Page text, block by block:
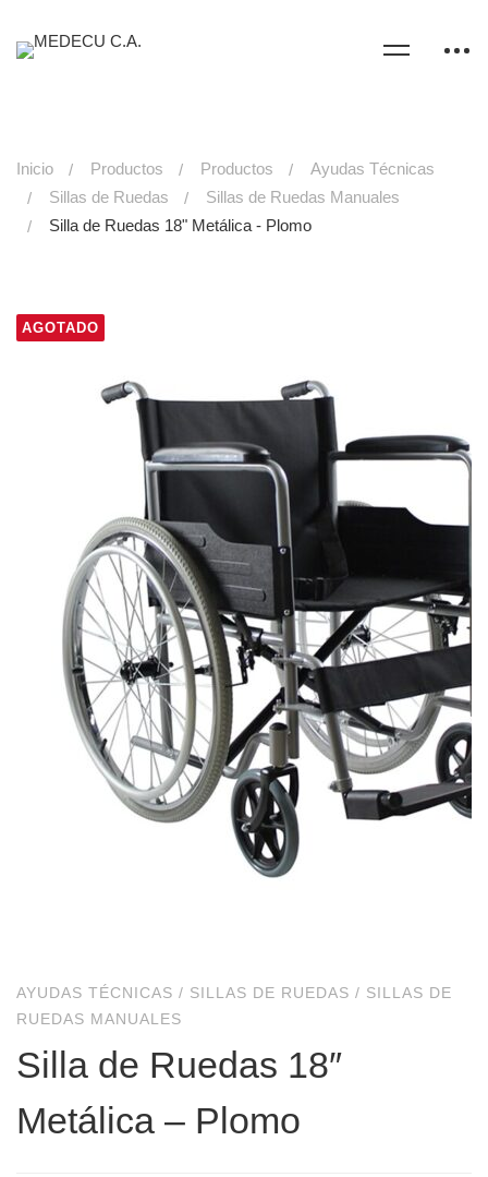
Inicio Productos Productos
Ayudas Técnicas
Sillas de Ruedas
Sillas de Ruedas Manuales
Silla de Ruedas 18" Metálica - Plomo
AGOTADO
AYUDAS TÉCNICAS / SILLAS DE RUEDAS / SILLAS DE
RUEDAS MANUALES
Silla de Ruedas 18″
Metálica – Plomo